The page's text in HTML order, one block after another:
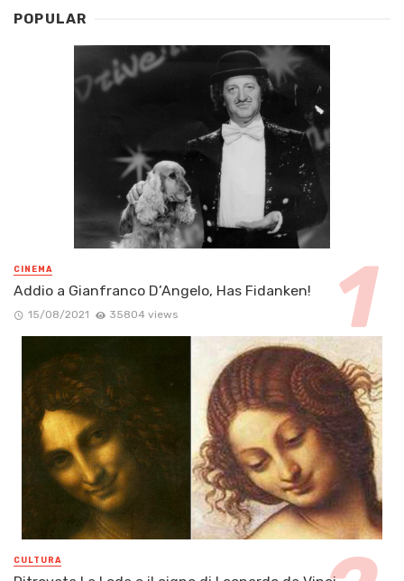
POPULAR
CINEMA
Addio a Gianfranco D’Angelo, Has Fidanken!
15/08/2021 35804 views
CULTURA